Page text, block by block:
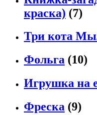
краска) (7)
Три кота
Фольга (10)
Игрушка на
Фреска (9)